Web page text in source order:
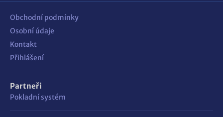
Obchodní podmínky
Osobní údaje
Kontakt
Přihlášení
Partneři
Pokladní systém